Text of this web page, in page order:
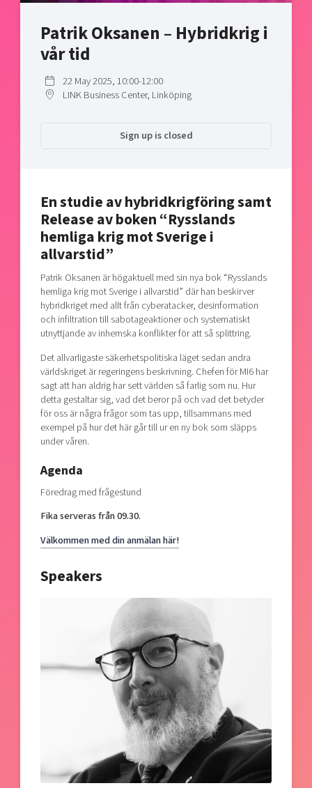
East Sweden Tech Women
Talent & skills
Startup & industry collaboration
Offers to boost your business
Funding opportunities
Projects
Publications
Project toolbox
Locations
Today's lunch in Mjärdevi
Patrik Oksanen – Hybridkrig i
vår tid
22 May 2025, 10:00-12:00
LINK Business Center, Linköping
Sign up is closed
En studie av hybridkrigföring samt
Release av boken “Rysslands
hemliga krig mot Sverige i
allvarstid”
Patrik Oksanen är högaktuell med sin nya bok “Rysslands
hemliga krig mot Sverige i allvarstid” där han beskirver
hybridkriget med allt från cyberatacker, desinformation
och infiltration till sabotageaktioner och systematiskt
utnyttjande av inhemska konflikter för att så splittring.
Det allvarligaste säkerhetspolitiska läget sedan andra
världskriget är regeringens beskrivning. Chefen för MI6 har
sagt att han aldrig har sett världen så farlig som nu. Hur
detta gestaltar sig, vad det beror på och vad det betyder
för oss är några frågor som tas upp, tillsammans med
exempel på hur det här går till ur en ny bok som släpps
under våren.
Agenda
Föredrag med frågestund
Fika serveras från 09.30.
Välkommen med din anmälan här!
Speakers